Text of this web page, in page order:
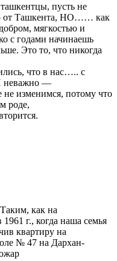
ташкентцы, пусть не
от Ташкента, НО…… как
мягкостью и
с годами начинаешь
Это то, что никогда
что в нас….. с
неважно —
изменимся, потому что
роде,
как на
г., когда наша семья
квартиру на
№ 47 на Дархан-